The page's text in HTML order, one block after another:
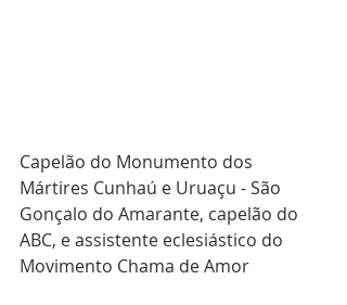
Capelão do Monumento dos
Mártires Cunhaú e Uruaçu - São
Gonçalo do Amarante, capelão do
ABC, e assistente eclesiástico do
Movimento Chama de Amor